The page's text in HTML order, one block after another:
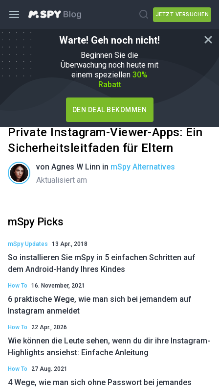
JETZT VERSUCHEN
Warte! Geh noch nicht!
Beginnen Sie die
Überwachung noch heute mit
einem speziellen 30%
Rabatt
DEN DEAL BEKOMMEN
Private Instagram-Viewer-Apps: Ein
Sicherheitsleitfaden für Eltern
von Agnes W Linn in mSpy Alternatives
Aktualisiert am
mSpy Picks
mSpy Updates 13 Apr., 2018
So installieren Sie mSpy in 5 einfachen Schritten auf
dem Android-Handy Ihres Kindes
How To 16. November, 2021
6 praktische Wege, wie man sich bei jemandem auf
Instagram anmeldet
How To 22 Apr., 2026
Wie können die Leute sehen, wenn du dir ihre Instagram-
Highlights ansiehst: Einfache Anleitung
How To 27 Aug. 2021
4 Wege, wie man sich ohne Passwort bei jemandes